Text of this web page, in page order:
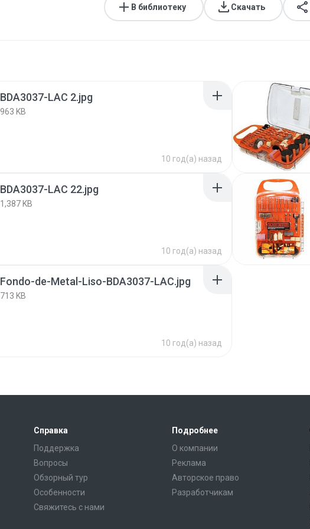
В библиотеку Скачать
BDA3037-LAC 2.jpg
963 KB
10 год(а) назад
BDA3037-LAC 22.jpg
1,387 KB
10 год(а) назад
Fondo-de-Metal-Liso-BDA3037-LAC.jpg
713 KB
10 год(а) назад
Справка
Поддержка
Вопросы
Обзорный тур
Особенности
Свяжитесь с нами
Подробнее
О компании
Реклама
Авторское право
Разработчикам